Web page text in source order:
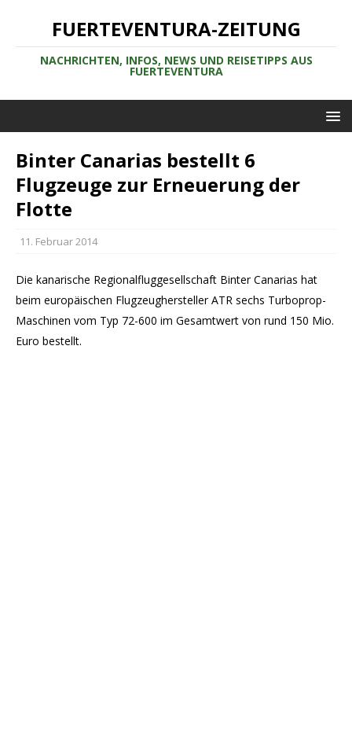
FUERTEVENTURA-ZEITUNG
NACHRICHTEN, INFOS, NEWS UND REISETIPPS AUS
FUERTEVENTURA
Binter Canarias bestellt 6
Flugzeuge zur Erneuerung der
Flotte
11. Februar 2014
Die kanarische Regionalfluggesellschaft Binter Canarias hat
beim europäischen Flugzeughersteller ATR sechs Turboprop-
Maschinen vom Typ 72-600 im Gesamtwert von rund 150 Mio.
Euro bestellt.